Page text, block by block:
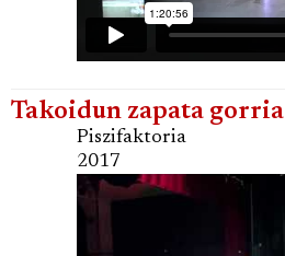
Takoidun zapata gorria
Piszifaktoria
2017